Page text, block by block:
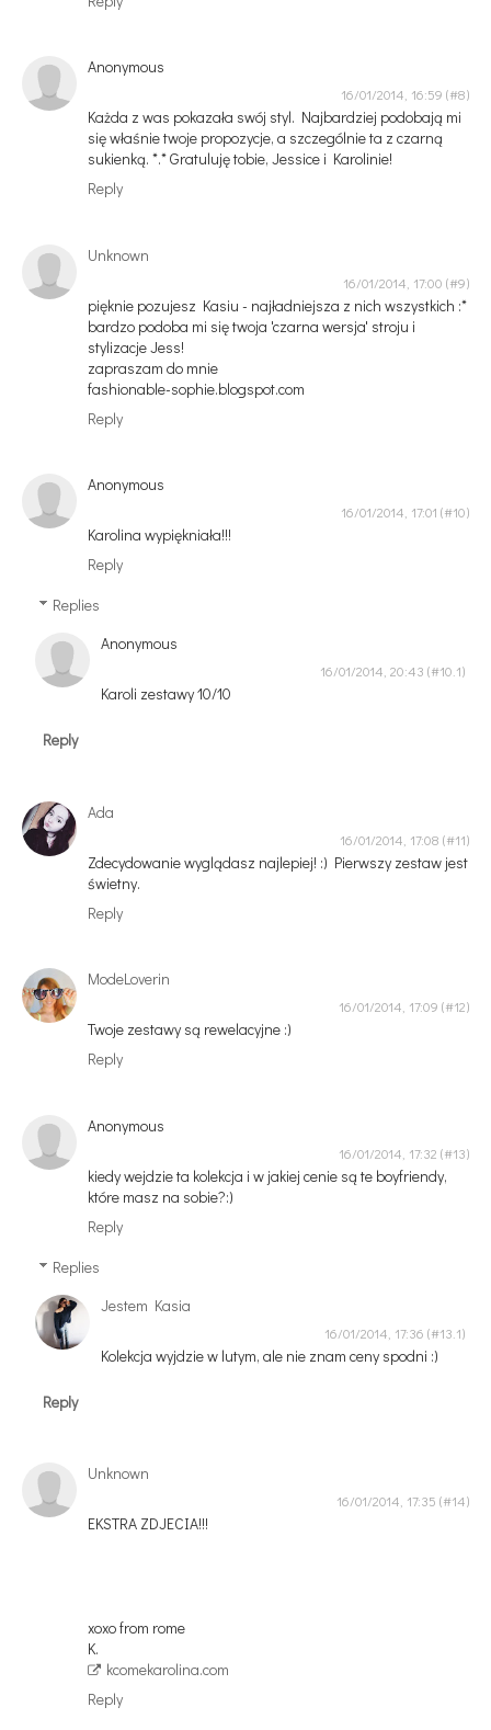
Anonymous
16/01/2014, 16:59
Każda z was pokazała swój styl. Najbardziej podobają mi
się właśnie twoje propozycje, a szczególnie ta z czarną
sukienką. *.* Gratuluję tobie, Jessice i Karolinie!
Reply
Unknown
16/01/2014, 17:00
pięknie pozujesz Kasiu - najładniejsza z nich wszystkich :*
bardzo podoba mi się twoja 'czarna wersja' stroju i
stylizacje Jess!
zapraszam do mnie
fashionable-sophie.blogspot.com
Reply
Anonymous
16/01/2014, 17:01
Karolina wypiękniała!!!
Reply
Replies
Anonymous
16/01/2014, 20:43
Karoli zestawy 10/10
Reply
Ada
16/01/2014, 17:08
Zdecydowanie wyglądasz najlepiej! :) Pierwszy zestaw jest
świetny.
Reply
ModeLoverin
16/01/2014, 17:09
Twoje zestawy są rewelacyjne :)
Reply
Anonymous
16/01/2014, 17:32
kiedy wejdzie ta kolekcja i w jakiej cenie są te boyfriendy,
które masz na sobie?:)
Reply
Replies
Jestem Kasia
16/01/2014, 17:36
Kolekcja wyjdzie w lutym, ale nie znam ceny spodni :)
Reply
Unknown
16/01/2014, 17:35
EKSTRA ZDJECIA!!!
xoxo from rome
K.
kcomekarolina.com
Reply